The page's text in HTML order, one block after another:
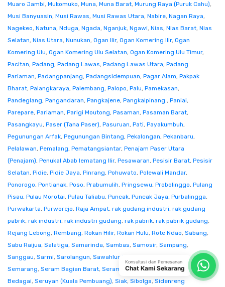
Muaro Jambi, Mukomuko, Muna, Muna Barat, Murung Raya (Puruk Cahu),
Musi Banyuasin, Musi Rawas, Musi Rawas Utara, Nabire, Nagan Raya,
Nagekeo, Natuna, Nduga, Ngada, Nganjuk, Ngawi, Nias, Nias Barat, Nias
Selatan, Nias Utara, Nunukan, Ogan Ilir, Ogan Komering Ilir, Ogan
Komering Ulu, Ogan Komering Ulu Selatan, Ogan Komering Ulu Timur,
Pacitan, Padang, Padang Lawas, Padang Lawas Utara, Padang
Pariaman, Padangpanjang, Padangsidempuan, Pagar Alam, Pakpak
Bharat, Palangkaraya, Palembang, Palopo, Palu, Pamekasan,
Pandeglang, Pangandaran, Pangkajene, Pangkalpinang., Paniai,
Parepare, Pariaman, Parigi Moutong, Pasaman, Pasaman Barat,
Pasangkayu, Paser (Tana Paser), Pasuruan, Pati, Payakumbuh,
Pegunungan Arfak, Pegunungan Bintang, Pekalongan, Pekanbaru,
Pelalawan, Pemalang, Pematangsiantar, Penajam Paser Utara
(Penajam), Penukal Abab lematang Ilir, Pesawaran, Pesisir Barat, Pesisir
Selatan, Pidie, Pidie Jaya, Pinrang, Pohuwato, Polewali Mandar,
Ponorogo, Pontianak, Poso, Prabumulih, Pringsewu, Probolinggo, Pulang
Pisau, Pulau Morotai, Pulau Taliabu, Puncak, Puncak Jaya, Purbalingga,
Purwakarta, Purworejo, Raja Ampat, rak gudang industri, rak gudang
pabrik, rak industri, rak industri gudang, rak pabrik, rak pabrik gudang,
Rejang Lebong, Rembang, Rokan Hilir, Rokan Hulu, Rote Ndao, Sabang,
Sabu Raijua, Salatiga, Samarinda, Sambas, Samosir, Sampang,
Sanggau, Sarmi, Sarolangun, Sawahlunto
Semarang, Seram Bagian Barat, Seram Bagian Timur,Serang Serdang
Bedagai, Seruyan (Kuala Pembuang), Siak, Sibolga, Sidenreng
Konsultasi dan Pemesanan
Chat Kami Sekarang